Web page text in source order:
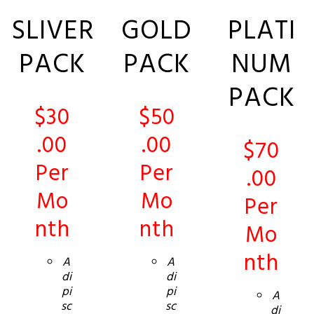
SLIVER
PACK
$30
.00
Per
Mo
nth
A
di
pi
sc
GOLD
PACK
$50
.00
Per
Mo
nth
A
di
pi
sc
PLATI
NUM
PACK
$70
.00
Per
Mo
nth
A